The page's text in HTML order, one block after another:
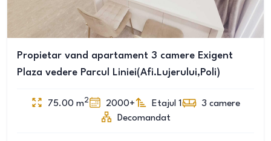
Propietar vand apartament 3 camere Exigent
Plaza vedere Parcul Liniei(Afi.Lujerului,Poli)
75.00 m2 2000+ Etajul 1 3 camere
Decomandat